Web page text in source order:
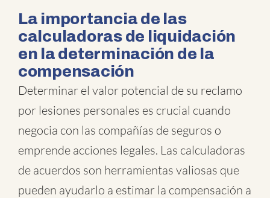
La importancia de las
calculadoras de liquidación
en la determinación de la
compensación
Determinar el valor potencial de su reclamo
por lesiones personales es crucial cuando
negocia con las compañías de seguros o
emprende acciones legales. Las calculadoras
de acuerdos son herramientas valiosas que
pueden ayudarlo a estimar la compensación a